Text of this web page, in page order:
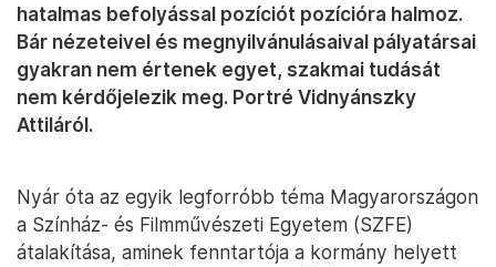
hatalmas befolyással pozíciót pozícióra halmoz.
Bár nézeteivel és megnyilvánulásaival pályatársai
gyakran nem értenek egyet, szakmai tudását
nem kérdőjelezik meg. Portré Vidnyánszky
Attiláról.
Nyár óta az egyik legforróbb téma Magyarországon
a Színház- és Filmművészeti Egyetem (SZFE)
átalakítása, aminek fenntartója a kormány helyett